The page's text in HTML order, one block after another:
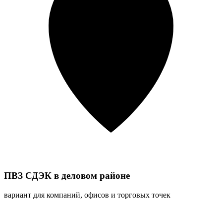
ПВЗ СДЭК в деловом районе
вариант для компаний, офисов и торговых точек